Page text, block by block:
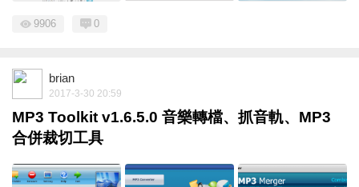
9906 0
brian
2017-3-30 20:59
MP3 Toolkit v1.6.5.0 音樂轉檔、抓音軌、MP3
合併裁切工具